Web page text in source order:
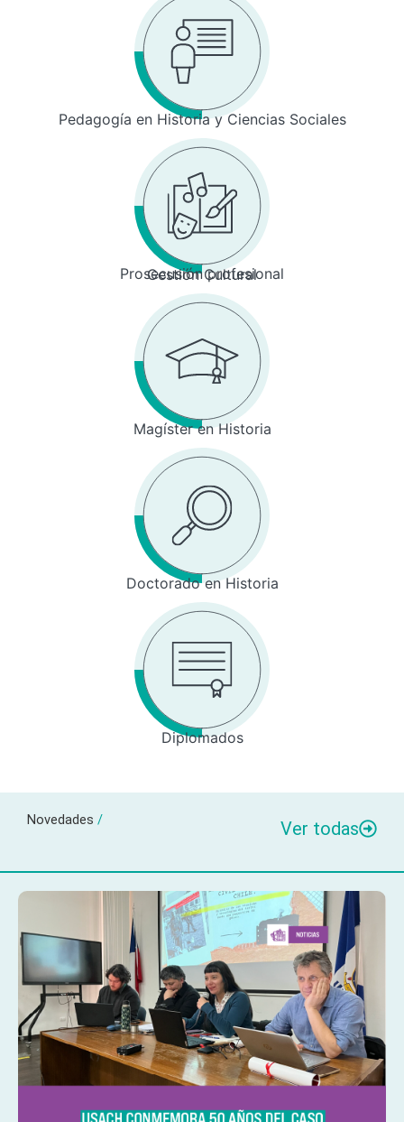
Pedagogía en Historia y Ciencias Sociales
Prosecusión profesional
Gestión Cultural
Magíster en Historia
Doctorado en Historia
Diplomados
Novedades / Ver todas